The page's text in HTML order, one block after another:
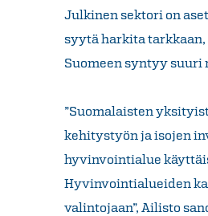
Julkinen sektori on
syytä harkita
Suomeen syntyy suuri
”Suomalaisten
kehitystyön ja isojen
hyvinvointialue
Hyvinvointialueiden
valintojaan”, Ailisto